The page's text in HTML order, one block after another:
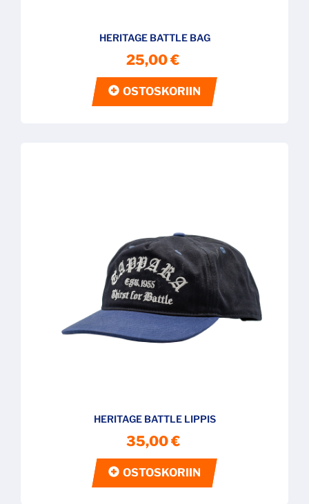
HERITAGE BATTLE BAG
25,00 €
OSTOSKORIIN
HERITAGE BATTLE LIPPIS
35,00 €
OSTOSKORIIN